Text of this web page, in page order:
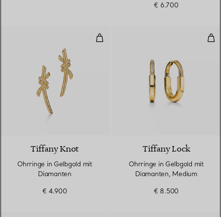
€ 6.700
Ohrringe in Gelbgold mit
Tiffany Knot
Ohrringe in Gelbgold mit
Diamanten
€ 4.900
Tiffany Lock
Ohrringe in Gelbgold mit
Diamanten, Medium
€ 8.500